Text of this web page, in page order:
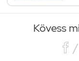
Kövess
